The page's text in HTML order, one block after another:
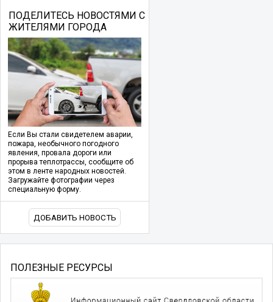
ПОДЕЛИТЕСЬ НОВОСТЯМИ С
ЖИТЕЛЯМИ ГОРОДА
Если Вы стали свидетелем аварии,
пожара, необычного погодного
явления, провала дороги или
прорыва теплотрассы, сообщите об
этом в ленте народных новостей.
Загружайте фотографии через
специальную форму.
ДОБАВИТЬ НОВОСТЬ
ПОЛЕЗНЫЕ РЕСУРСЫ